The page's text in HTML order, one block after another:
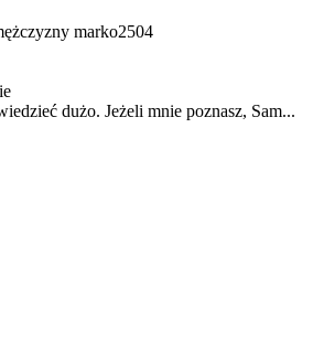
dużo. Jeżeli mnie poznasz, Sam...